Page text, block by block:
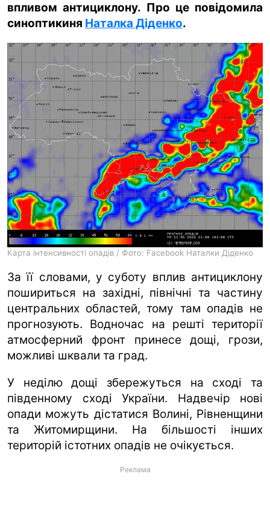
ua ru en
впливом антициклону. Про це повідомила
синоптикиня Наталка Діденко.
Карта інтенсивності опадів / Фото: Facebook Наталки Діденко
За її словами, у суботу вплив антициклону
пошириться на західні, північні та частину
центральних областей, тому там опадів не
прогнозують. Водночас на решті території
атмосферний фронт принесе дощі, грози,
можливі шквали та град.
У неділю дощі збережуться на сході та
південному сході України. Надвечір нові
опади можуть дістатися Волині, Рівненщини
та Житомирщини. На більшості інших
територій істотних опадів не очікується.
Реклама